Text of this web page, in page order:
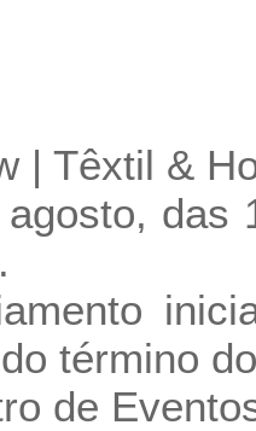
| Têxtil &
das
término
de